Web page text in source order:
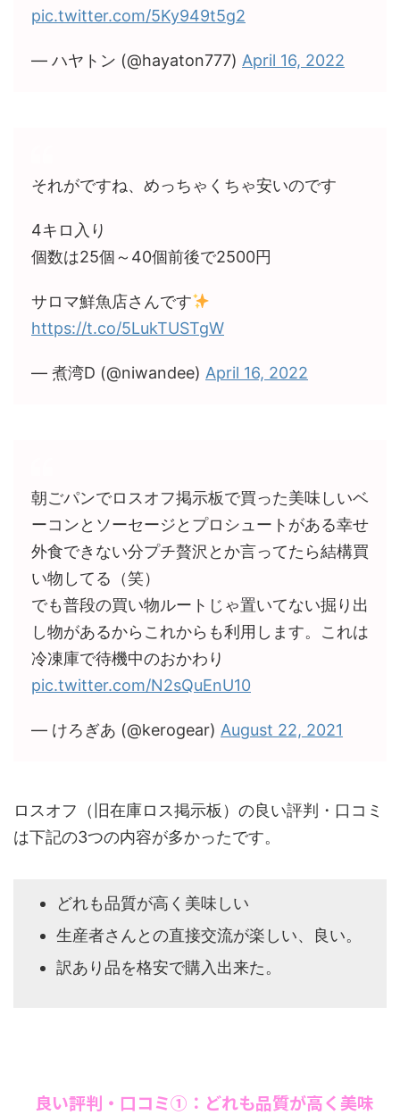
pic.twitter.com/5Ky949t5g2
— ハヤトン (@hayaton777) April 16, 2022
それがですね、めっちゃくちゃ安いのです
4キロ入り
個数は25個～40個前後で2500円
サロマ鮮魚店さんです
https://t.co/5LukTUSTgW
— 煮湾D (@niwandee) April 16, 2022
朝ごパンでロスオフ掲示板で買った美味しいベ
ーコンとソーセージとプロシュートがある幸せ
外食できない分プチ贅沢とか言ってたら結構買
い物してる（笑）
でも普段の買い物ルートじゃ置いてない掘り出
し物があるからこれからも利用します。これは
冷凍庫で待機中のおかわり
pic.twitter.com/N2sQuEnU10
— けろぎあ (@kerogear) August 22, 2021
ロスオフ（旧在庫ロス掲示板）の良い評判・口コミ
は下記の3つの内容が多かったです。
どれも品質が高く美味しい
生産者さんとの直接交流が楽しい、良い。
訳あり品を格安で購入出来た。
良い評判・口コミ①：どれも品質が高く美味